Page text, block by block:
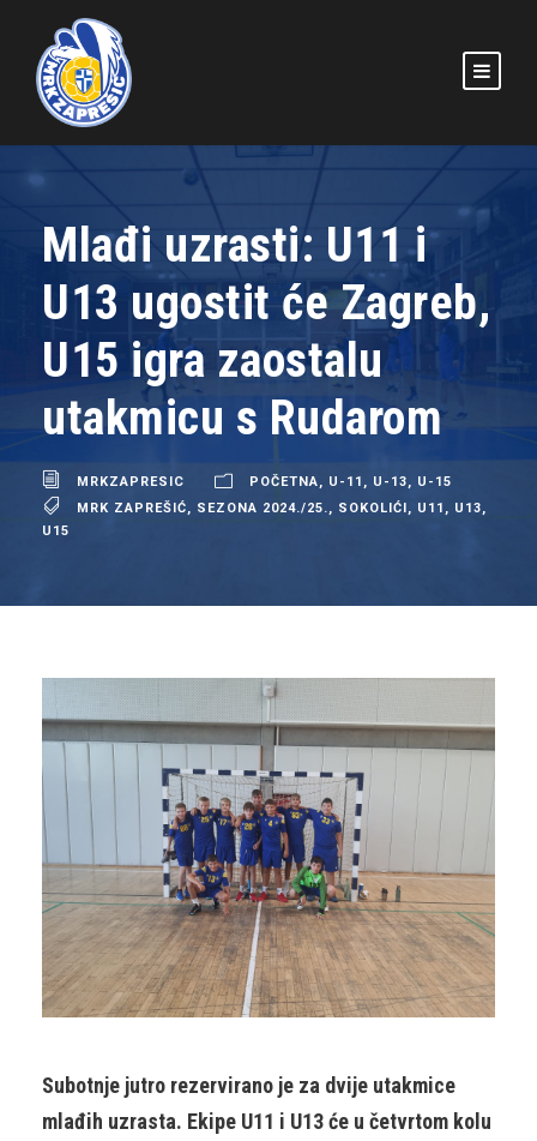
Mlađi uzrasti: U11 i
U13 ugostit će Zagreb,
U15 igra zaostalu
utakmicu s Rudarom
MRKZAPRESIC POČETNA U-11 U-13
U-15
MRK ZAPREŠIĆ
SEZONA 2024./25. SOKOLIĆI U11 U13
U15
Subotnje jutro rezervirano je za dvije utakmice
mlađih uzrasta. Ekipe U11 i U13 će u četvrtom kolu